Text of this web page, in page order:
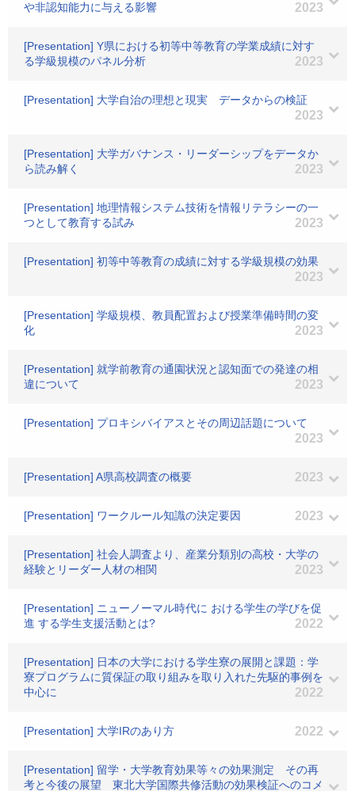
や非認知能力に与える影響
2023
[Presentation] Y県における初等中等教育の学業成績に対す
る学級規模のパネル分析
2023
[Presentation] 大学自治の理想と現実 データからの検証
2023
[Presentation] 大学ガバナンス・リーダーシップをデータか
ら読み解く
2023
[Presentation] 地理情報システム技術を情報リテラシーの一
つとして教育する試み
2023
[Presentation] 初等中等教育の成績に対する学級規模の効果
2023
[Presentation] 学級規模、教員配置および授業準備時間の変
化
2023
[Presentation] 就学前教育の通園状況と認知面での発達の相
違について
2023
[Presentation] プロキシバイアスとその周辺話題について
2023
[Presentation] A県高校調査の概要 2023
[Presentation] ワークルール知識の決定要因 2023
[Presentation] 社会人調査より、産業分類別の高校・大学の
経験とリーダー人材の相関
2023
[Presentation] ニューノーマル時代に おける学生の学びを促
進 する学生支援活動とは?
2022
[Presentation] 日本の大学における学生寮の展開と課題：学
寮プログラムに質保証の取り組みを取り入れた先駆的事例を
中心に
2022
[Presentation] 大学IRのあり方 2022
[Presentation] 留学・大学教育効果等々の効果測定 その再
考と今後の展望 東北大学国際共修活動の効果検証へのコメ